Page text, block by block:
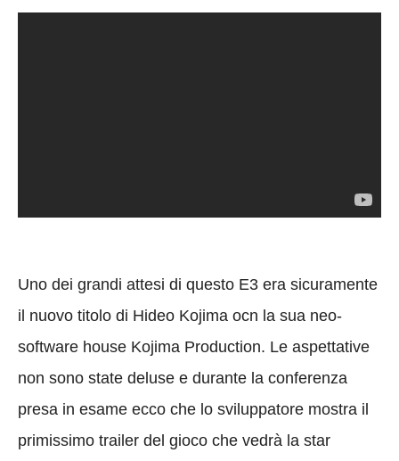
Uno dei grandi attesi di questo E3 era sicuramente
il nuovo titolo di Hideo Kojima ocn la sua neo-
software house Kojima Production. Le aspettative
non sono state deluse e durante la conferenza
presa in esame ecco che lo sviluppatore mostra il
primissimo trailer del gioco che vedrà la star